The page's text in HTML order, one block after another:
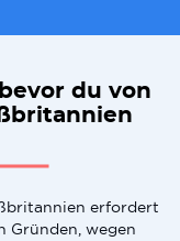
du von
erfordert
Gründen, wegen